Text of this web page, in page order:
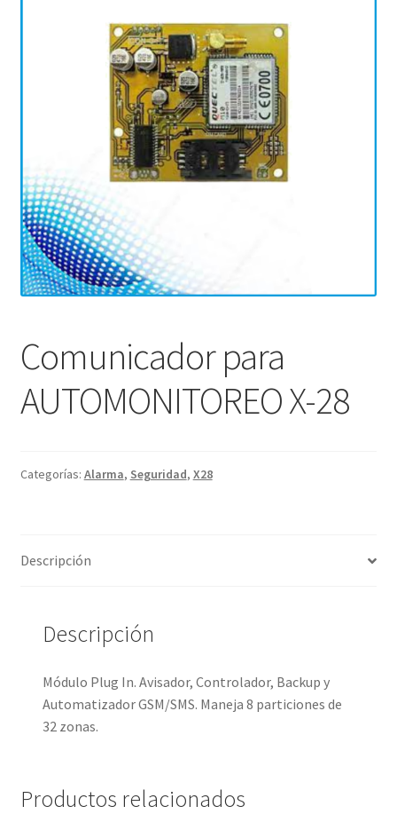
Comunicador para
AUTOMONITOREO X-28
Categorías: Alarma, Seguridad, X28
Descripción
Descripción
Módulo Plug In. Avisador, Controlador, Backup y
Automatizador GSM/SMS. Maneja 8 particiones de
32 zonas.
Productos relacionados